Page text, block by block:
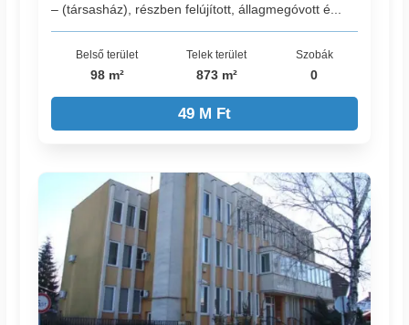
– (társasház), részben felújított, állagmegóvott é...
Belső terület
98 m²
Telek terület
873 m²
Szobák
0
49 M Ft